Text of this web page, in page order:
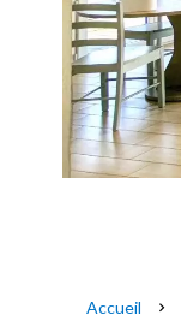
Accueil